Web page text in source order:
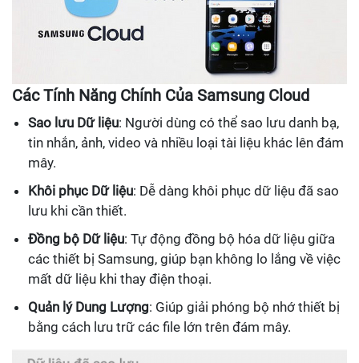
Các Tính Năng Chính Của Samsung Cloud
Sao lưu Dữ liệu: Người dùng có thể sao lưu danh bạ,
tin nhắn, ảnh, video và nhiều loại tài liệu khác lên đám
mây.
Khôi phục Dữ liệu: Dễ dàng khôi phục dữ liệu đã sao
lưu khi cần thiết.
Đồng bộ Dữ liệu: Tự động đồng bộ hóa dữ liệu giữa
các thiết bị Samsung, giúp bạn không lo lắng về việc
mất dữ liệu khi thay điện thoại.
Quản lý Dung Lượng: Giúp giải phóng bộ nhớ thiết bị
bằng cách lưu trữ các file lớn trên đám mây.